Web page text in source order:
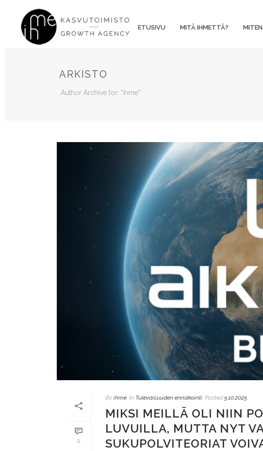
ETUSIVU MITÄ IHMETTÄ?
ARKISTO
Author Archive for: "ihme"
0
By ihme In Tulevaisuuden ennakointi Posted 5.10.2025
MIKSI MEILLÄ OLI NIIN
LUVUILLA, MUTTA NYT
SUKUPOLVITEORIAT